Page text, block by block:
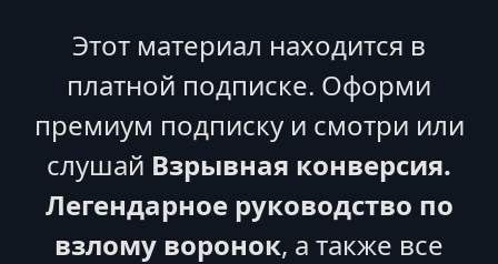
Этот материал находится в
платной подписке. Оформи
премиум подписку и смотри или
слушай Взрывная конверсия.
Легендарное руководство по
взлому воронок, а также все